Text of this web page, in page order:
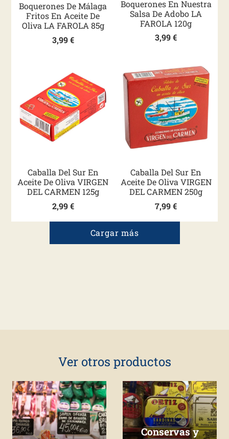
Boquerones De Málaga
Fritos En Aceite De
Oliva LA FAROLA 85g
3,99€
Boquerones En Nuestra
Salsa De Adobo LA
FAROLA 120g
3,99€
Caballa Del Sur En
Aceite De Oliva VIRGEN
DEL CARMEN 125g
2,99€
Caballa Del Sur En
Aceite De Oliva VIRGEN
DEL CARMEN 250g
7,99€
Cargar más
Ver otros productos
Conservas y